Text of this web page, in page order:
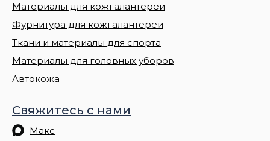
Макс
Материалы для кожгалантереи
Фурнитура для кожгалантереи
Ткани и материалы для спорта
Материалы для головных уборов
Автокожа
Свяжитесь с нами